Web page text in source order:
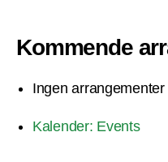
Kommende
Ingen arrangementer
Kalender: Events